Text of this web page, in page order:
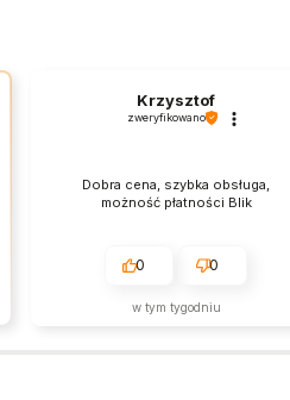
Krzysztof
zweryfikowano
Dobra cena, szybka obsługa,
możność płatności Blik
0 0
w tym tygodniu